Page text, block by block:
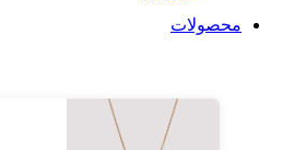
محصولات